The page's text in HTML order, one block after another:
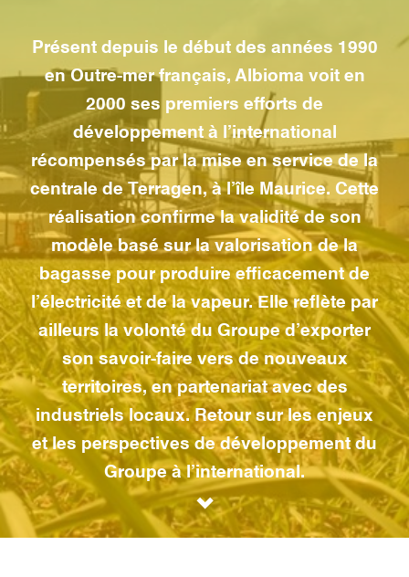
Présent depuis le début des années 1990
en Outre-mer français, Albioma voit en
2000 ses premiers efforts de
développement à l’international
récompensés par la mise en service de la
centrale de Terragen, à l’île Maurice. Cette
réalisation confirme la validité de son
modèle basé sur la valorisation de la
bagasse pour produire efficacement de
l’électricité et de la vapeur. Elle reflète par
ailleurs la volonté du Groupe d’exporter
son savoir-faire vers de nouveaux
territoires, en partenariat avec des
industriels locaux. Retour sur les enjeux
et les perspectives de développement du
Groupe à l’international.